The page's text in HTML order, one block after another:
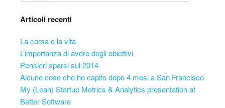
Articoli recenti
La corsa o la vita
L’importanza di avere degli obiettivi
Pensieri sparsi sul 2014
Alcune cose che ho capito dopo 4 mesi a San Francisco
My (Lean) Startup Metrics & Analytics presentation at
Better Software